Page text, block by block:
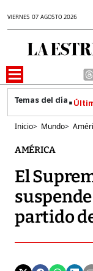
VIERNES 07 AGOSTO 2026
Inicio> Mundo>
AMÉRICA
El
partido